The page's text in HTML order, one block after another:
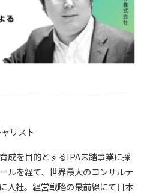
リスト
成を目的とするIPA未踏事業に採
ルを経て、世界最大のコンサルテ
入社。経営戦略の最前線にて日本